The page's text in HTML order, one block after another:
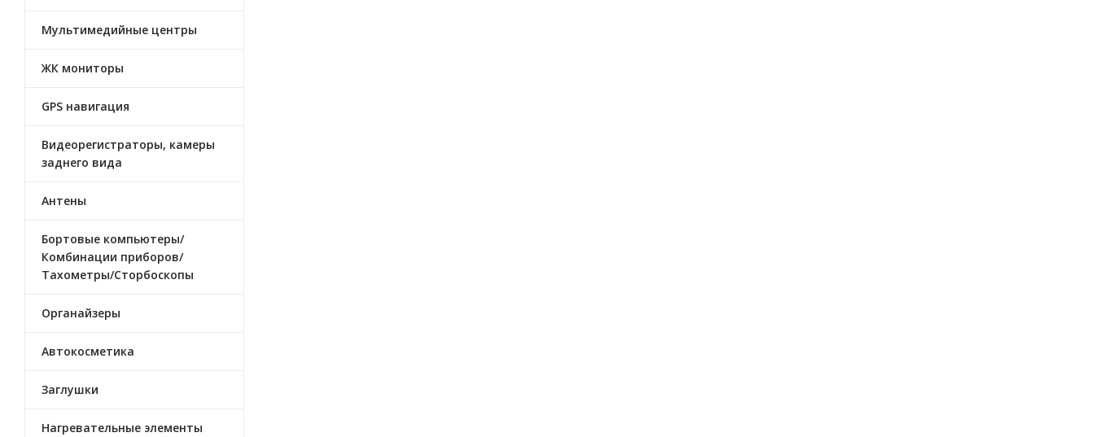
Мультимедийные центры
ЖК мониторы
GPS навигация
Видеорегистраторы, камеры
заднего вида
Антены
Бортовые компьютеры/
Комбинации приборов/
Тахометры/Сторбоскопы
Органайзеры
Автокосметика
Заглушки
Нагревательные элементы